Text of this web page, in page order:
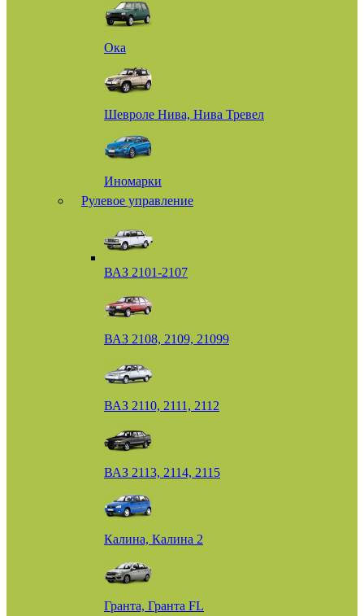
Ока
Шевроле Нива, Нива Тревел
Иномарки
Рулевое управление
ВАЗ 2101-2107
ВАЗ 2108, 2109, 21099
ВАЗ 2110, 2111, 2112
ВАЗ 2113, 2114, 2115
Калина, Калина 2
Гранта, Гранта FL